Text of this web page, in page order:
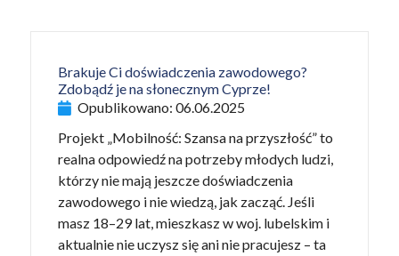
Brakuje Ci doświadczenia zawodowego?
Zdobądź je na słonecznym Cyprze!
Opublikowano: 06.06.2025
Projekt „Mobilność: Szansa na przyszłość” to
realna odpowiedź na potrzeby młodych ludzi,
którzy nie mają jeszcze doświadczenia
zawodowego i nie wiedzą, jak zacząć. Jeśli
masz 18–29 lat, mieszkasz w woj. lubelskim i
aktualnie nie uczysz się ani nie pracujesz – ta